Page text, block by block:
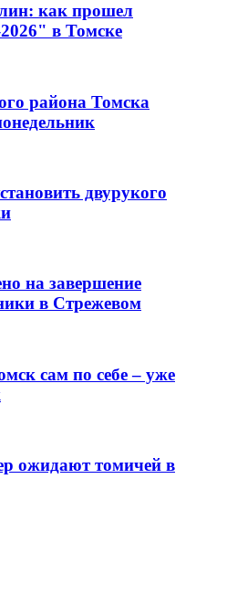
как прошел
в Томске
района Томска
двурукого
на завершение
в Стрежевом
сам по себе – уже
ожидают томичей в